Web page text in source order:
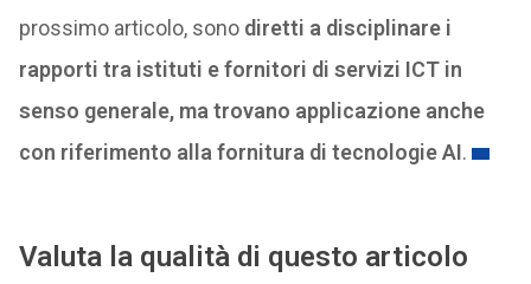
prossimo articolo, sono diretti a disciplinare i
rapporti tra istituti e fornitori di servizi ICT in
senso generale, ma trovano applicazione anche
con riferimento alla fornitura di tecnologie AI.
Valuta la qualità di questo articolo